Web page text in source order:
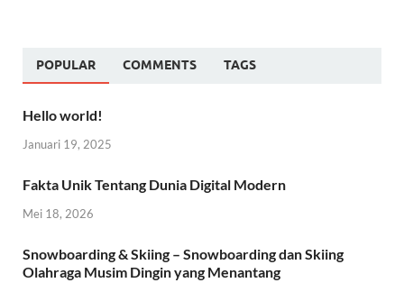
POPULAR COMMENTS TAGS
Hello world!
Januari 19, 2025
Fakta Unik Tentang Dunia Digital Modern
Mei 18, 2026
Snowboarding & Skiing – Snowboarding dan Skiing
Olahraga Musim Dingin yang Menantang